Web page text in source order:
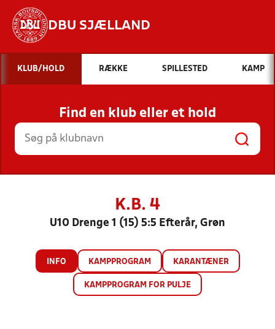
DBU SJÆLLAND
Hvad vil du søge efter?
INDHOLD OG NYHEDER
STILLINGER, RESULTATER, KLUBBER OG
HOLD
KLUB/HOLD RÆKKE SPILLESTED KAMP
Find en klub eller et hold
K.B. 4
U10 Drenge 1 (15) 5:5 Efterår, Grøn
INFO KAMPPROGRAM KARANTÆNER
KAMPPROGRAM FOR PULJE